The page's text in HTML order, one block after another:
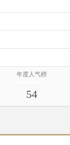
年度人气榜
54